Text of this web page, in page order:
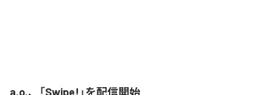
a.o.、「Swipe!」を配信開始